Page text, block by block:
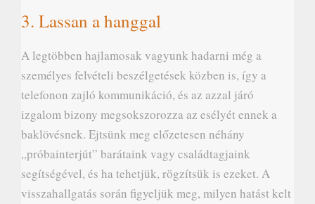
3. Lassan a hanggal
A legtöbben hajlamosak vagyunk hadarni még a
személyes felvételi beszélgetések közben is, így a
telefonon zajló kommunikáció, és az azzal járó
izgalom bizony megsokszorozza az esélyét ennek a
baklövésnek. Ejtsünk meg előzetesen néhány
„próbainterjút” barátaink vagy családtagjaink
segítségével, és ha tehetjük, rögzítsük is ezeket. A
visszahallgatás során figyeljük meg, milyen hatást kelt